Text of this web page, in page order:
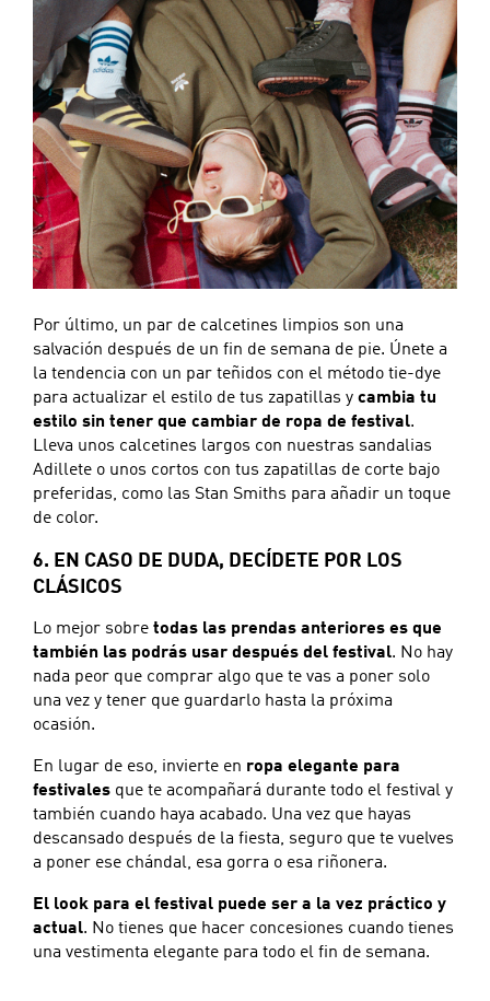
Por último, un par de calcetines limpios son una
salvación después de un fin de semana de pie. Únete a
la tendencia con un par teñidos con el método tie-dye
para actualizar el estilo de tus zapatillas y cambia tu
estilo sin tener que cambiar de ropa de festival.
Lleva unos calcetines largos con nuestras sandalias
Adillete o unos cortos con tus zapatillas de corte bajo
preferidas, como las Stan Smiths para añadir un toque
de color.
6. EN CASO DE DUDA, DECÍDETE POR LOS
CLÁSICOS
Lo mejor sobre todas las prendas anteriores es que
también las podrás usar después del festival. No hay
nada peor que comprar algo que te vas a poner solo
una vez y tener que guardarlo hasta la próxima
ocasión.
En lugar de eso, invierte en ropa elegante para
festivales que te acompañará durante todo el festival y
también cuando haya acabado. Una vez que hayas
descansado después de la fiesta, seguro que te vuelves
a poner ese chándal, esa gorra o esa riñonera.
El look para el festival puede ser a la vez práctico y
actual. No tienes que hacer concesiones cuando tienes
una vestimenta elegante para todo el fin de semana.